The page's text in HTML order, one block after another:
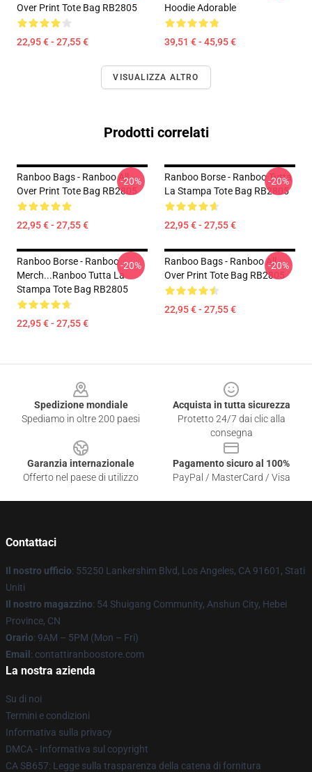
Over Print Tote Bag RB2805
22,95 € - 27,55 €
Hoodie Adorable
39,51 € - 45,95 €
VISUALIZZA ALTRO
Prodotti correlati
Ranboo Bags - Ranboo All
Over Print Tote Bag RB2805
22,95 € - 27,55 €
-20%
Ranboo Borse - Ranboo Tutta
La Stampa Tote Bag RB2805
22,95 € - 27,55 €
-20%
Ranboo Borse - Ranboo
Merch...Ranboo Tutta La
Stampa Tote Bag RB2805
22,95 € - 27,55 €
-20%
Ranboo Bags - Ranboo All
Over Print Tote Bag RB2805
22,95 € - 27,55 €
-20%
Spedizione mondiale
Spediamo in oltre 200 paesi
Acquista in tutta sicurezza
Protetto 24/7 dai clic alla
consegna
Garanzia internazionale
Offerto nel paese di utilizzo
Pagamento sicuro al 100%
PayPal / MasterCard / Visa
Contattaci
Il nostro ufficio: 55250 Lankershim Blvd, Los Angeles, CA 91601, Stati
Uniti
Il nostro magazzino: 54 Shuigang Community, Anshun City, Hebei
Province, CN
Orario: 9AM – 5PM (Mon – Fri)
Email : contattiranboostore.com
La nostra azienda
Su di noi
Termini e condizioni
Informativa sulla privacy
DMCA - Informativa sul copyright
CA SB657: Legge sulla trasparenza della catena di fornitura